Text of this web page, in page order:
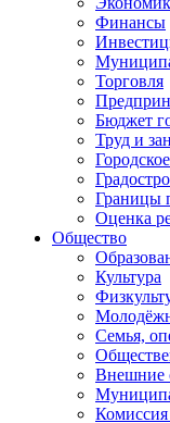
Финансы
Торговля
Бюджет
Труд и
Границы
Оценка
Общество
Культура
Семья,
Внешние